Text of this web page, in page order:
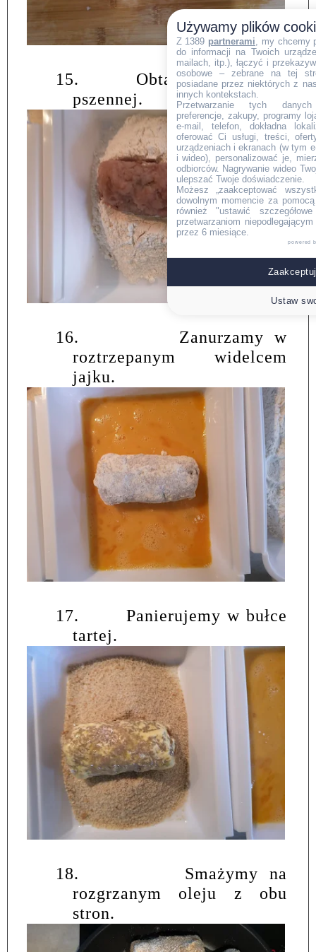
15.
Obtaczamy w mące
pszennej.
16.
Zanurzamy w
roztrzepanym widelcem
jajku.
17.
Panierujemy w bułce
tartej.
18.
Smażymy na
rozgrzanym oleju z obu
stron.
Używamy plików
Z 1389 partnerami , my chcemy
do informacji na Twoich
mailach, itp.), łączyć i
osobowe – zebrane na tej
posiadane przez niektórych z
innych kontekstach.
Przetwarzanie tych danych
preferencje, zakupy, programy
e-mail, telefon, dokładna
oferować Ci usługi, treści,
urządzeniach i ekranach (w tym
i wideo), personalizować je,
odbiorców. Nagrywanie wideo
ulepszać Twoje doświadczenie.
Możesz „zaakceptować
dowolnym momencie za
również "ustawić
przetwarzaniom
przez 6 miesiące.
powered
Ustaw